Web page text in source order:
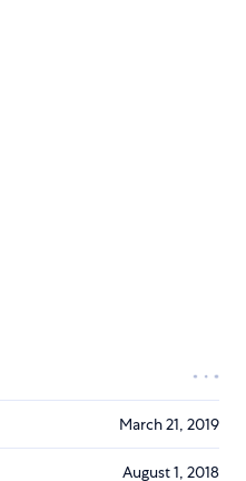
March 21, 2019
August 1, 2018